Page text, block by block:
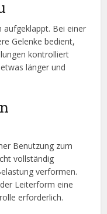
aufgeklappt. Bei einer
Gelenke bedient,
kontrolliert
länger und
Benutzung zum
vollständig
verformen.
Leiterform eine
erforderlich.